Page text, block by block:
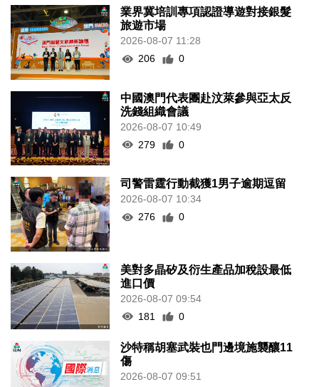
業界冀培訓專項認證導遊對接銀髮
旅遊市場
2026-08-07 11:28
206
0
中國澳門代表團赴汶萊參與亞太反
洗錢組織會議
2026-08-07 10:49
279
0
司警雷霆行動截獲1男子逾期逗留
2026-08-07 10:34
276
0
美對多晶矽及衍生產品加稅設最低
進口價
2026-08-07 09:54
181
0
沙特稱胡塞武裝也門邊境施襲釀11
傷
2026-08-07 09:51